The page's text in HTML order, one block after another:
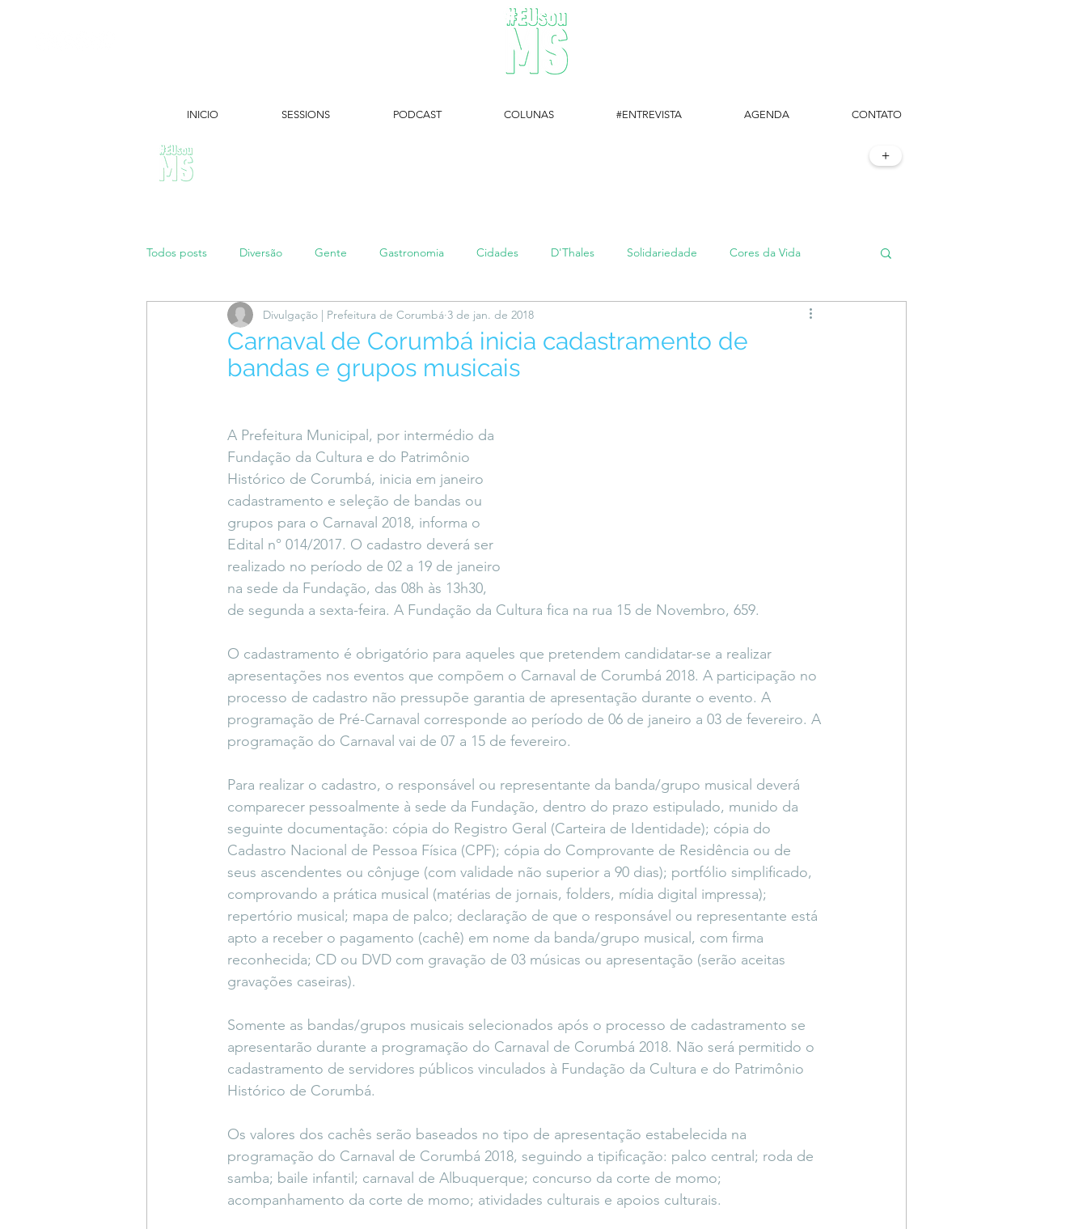
Todos posts Diversão Gente Gastronomia Cidades D'Thales Solidariedade Cores da Vida
Papo de Mãe #maratonei #setembroamarelo Luke do Dia #TôemSampa, meu!
Coluna do Vasques #DescomplicaLara #entrevista
Saiba Direito
Carnaval de Corumbá inicia cadastramento de
bandas e grupos musicais
Divulgação | Prefeitura de Corumbá 3 de jan. de 2018
A Prefeitura Municipal, por intermédio da
Fundação da Cultura e do Patrimônio
Histórico de Corumbá, inicia em janeiro
cadastramento e seleção de bandas ou
grupos para o Carnaval 2018, informa o
Edital n° 014/2017. O cadastro deverá ser
realizado no período de 02 a 19 de janeiro
na sede da Fundação, das 08h às 13h30,
de segunda a sexta-feira. A Fundação da Cultura fica na rua 15 de Novembro, 659.
O cadastramento é obrigatório para aqueles que pretendem candidatar-se a realizar
apresentações nos eventos que compõem o Carnaval de Corumbá 2018. A participação no
processo de cadastro não pressupõe garantia de apresentação durante o evento. A
programação de Pré-Carnaval corresponde ao período de 06 de janeiro a 03 de fevereiro. A
programação do Carnaval vai de 07 a 15 de fevereiro.
Para realizar o cadastro, o responsável ou representante da banda/grupo musical deverá
comparecer pessoalmente à sede da Fundação, dentro do prazo estipulado, munido da
seguinte documentação: cópia do Registro Geral (Carteira de Identidade); cópia do
Cadastro Nacional de Pessoa Física (CPF); cópia do Comprovante de Residência ou de
seus ascendentes ou cônjuge (com validade não superior a 90 dias); portfólio simplificado,
comprovando a prática musical (matérias de jornais, folders, mídia digital impressa);
repertório musical; mapa de palco; declaração de que o responsável ou representante está
apto a receber o pagamento (cachê) em nome da banda/grupo musical, com firma
reconhecida; CD ou DVD com gravação de 03 músicas ou apresentação (serão aceitas
gravações caseiras).
Somente as bandas/grupos musicais selecionados após o processo de cadastramento se
apresentarão durante a programação do Carnaval de Corumbá 2018. Não será permitido o
cadastramento de servidores públicos vinculados à Fundação da Cultura e do Patrimônio
Histórico de Corumbá.
Os valores dos cachês serão baseados no tipo de apresentação estabelecida na
programação do Carnaval de Corumbá 2018, seguindo a tipificação: palco central; roda de
samba; baile infantil; carnaval de Albuquerque; concurso da corte de momo;
acompanhamento da corte de momo; atividades culturais e apoios culturais.
+
INICIO SESSIONS PODCAST COLUNAS #ENTREVISTA AGENDA CONTATO